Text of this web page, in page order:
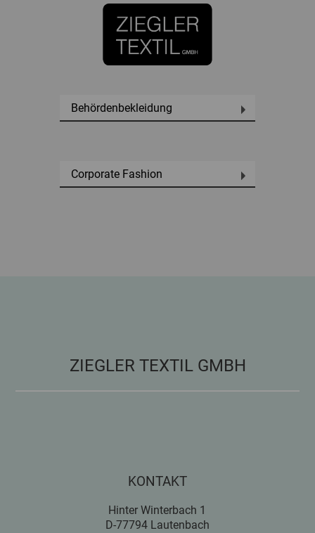
Behördenbekleidung
Corporate Fashion
ZIEGLER TEXTIL GMBH
KONTAKT
Hinter Winterbach 1
D-77794 Lautenbach